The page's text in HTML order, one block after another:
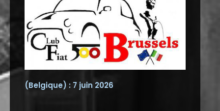
(Belgique) : 7 juin 2026